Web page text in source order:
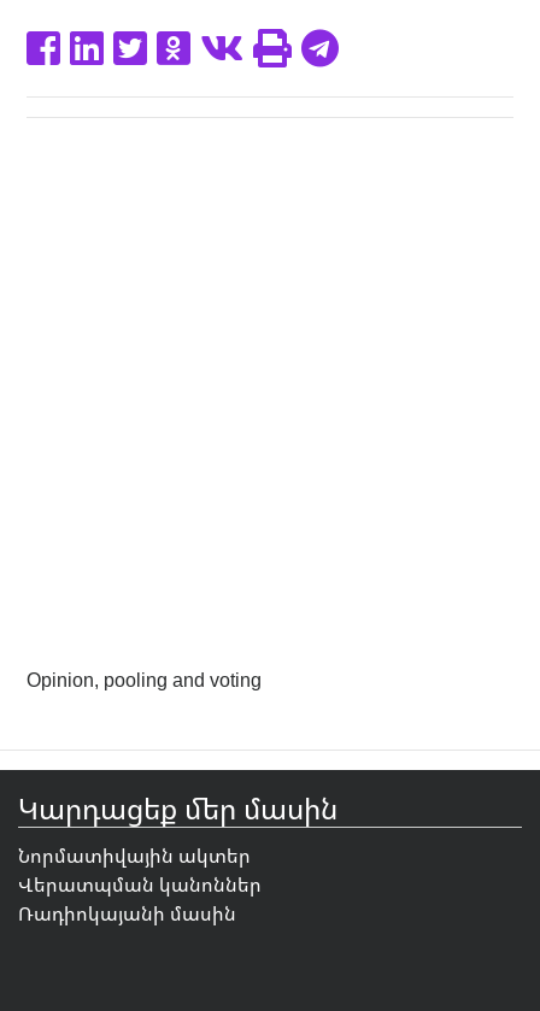
Opinion, pooling and voting
Կարդացեք մեր մասին
Նորմատիվային ակտեր
Վերատպման կանոններ
Ռադիոկայանի մասին